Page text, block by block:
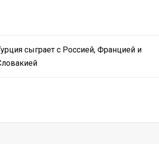
сыграет с Россией, Францией и